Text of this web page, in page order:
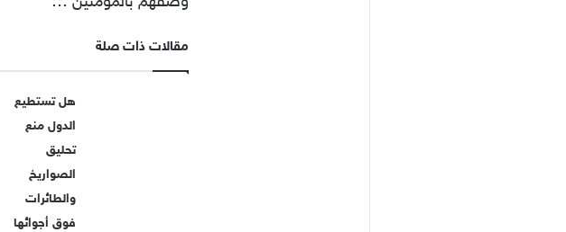
مقالات ذات صلة
هل تستطيع
الدول منع
تحليق
الصواريخ
والطائرات
فوق أجوائها